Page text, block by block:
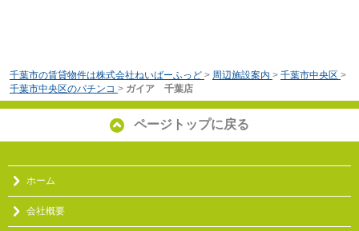
千葉市の賃貸物件は株式会社ねいばーふっど > 周辺施設案内 > 千葉市中央区 >
千葉市中央区のパチンコ > ガイア 千葉店
ページトップに戻る
ホーム
会社概要